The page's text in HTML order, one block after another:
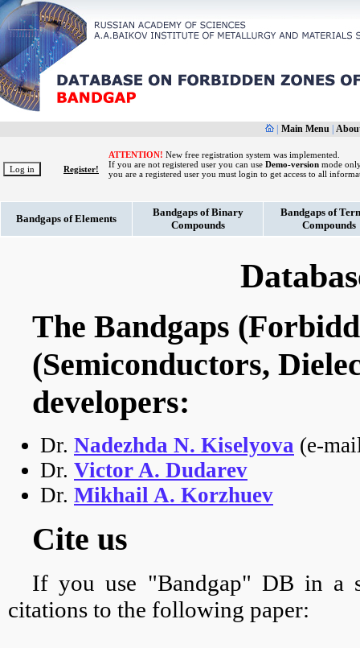
Main Menu
Register!
ATTENTION! New free registration system was implemented.
If you are not registered user you can use Demo-version mode
you are a registered user you must login to get access to all
Bandgaps of Elements
Bandgaps of Binary
Compounds
Bandgaps of
Compounds
The Bandgaps
(Semiconductors,
developers:
Dr. Nadezhda N. Kiselyova (e-
Dr. Victor A. Dudarev
Dr. Mikhail A. Korzhuev
Cite us
If you use "Bandgap" DB in a
citations to the following paper: